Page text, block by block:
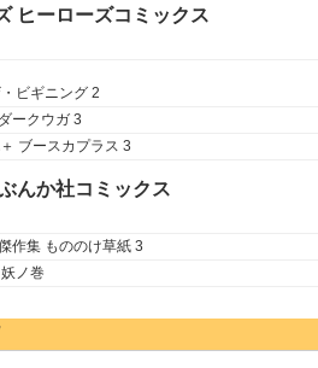
ヒーローズコミックス
ビギニング 2
ークウガ 3
ブースカプラス 3
んか社コミックス
作集 もののけ草紙 3
ノ巻